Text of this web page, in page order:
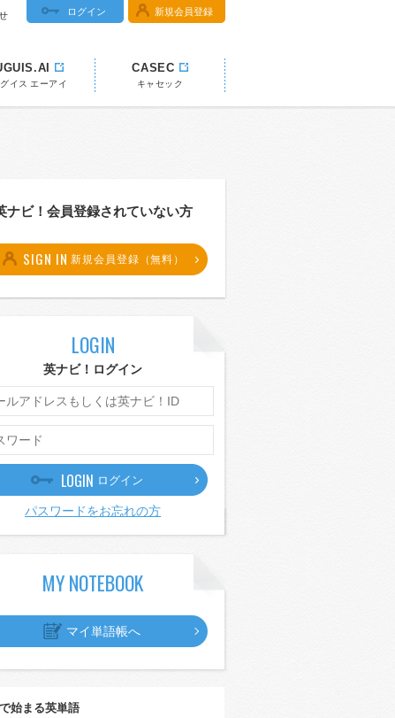
ログイン 新規会員登録
イス エーアイ
CASEC
キャセック
ナビ！会員登録されていない方
SIGN IN 新規会員登録（無料）
LOGIN
英ナビ！ログイン
LOGIN ログイン
パスワードをお忘れの方
MY NOTEBOOK
マイ単語帳へ
で始まる英単語